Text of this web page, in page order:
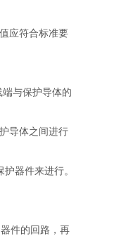
应符合标准要
与保护导体的
导体之间进行
器件来进行。
件的回路，再